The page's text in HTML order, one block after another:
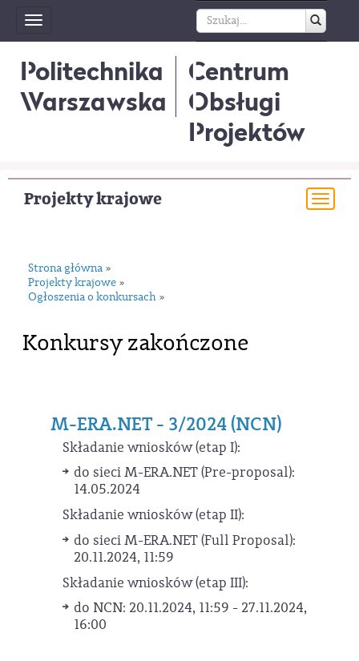
Toggle
navigation
Politechnika
Warszawska
Centrum
Obsługi
Projektów
Projekty krajowe
Strona główna »
Projekty krajowe »
Ogłoszenia o konkursach »
Konkursy zakończone
M-ERA.NET - 3/2024 (NCN)
Składanie wniosków (etap I):
do sieci M-ERA.NET (Pre-proposal):
14.05.2024
Składanie wniosków (etap II):
do sieci M-ERA.NET (Full Proposal):
20.11.2024, 11:59
Składanie wniosków (etap III):
do NCN: 20.11.2024, 11:59 - 27.11.2024,
16:00